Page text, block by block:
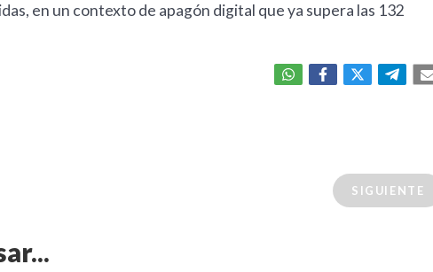
en un contexto de apagón digital que ya supera las 132
SIGUIENTE